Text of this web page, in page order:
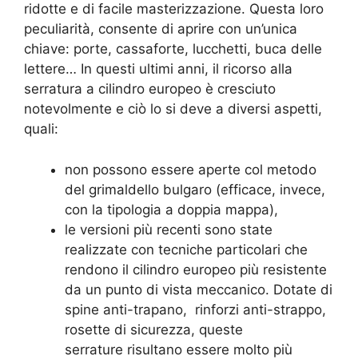
ridotte e di facile masterizzazione. Questa loro
peculiarità, consente di aprire con un’unica
chiave: porte, cassaforte, lucchetti, buca delle
lettere… In questi ultimi anni, il ricorso alla
serratura a cilindro europeo è cresciuto
notevolmente e ciò lo si deve a diversi aspetti,
quali:
non possono essere aperte col metodo
del grimaldello bulgaro (efficace, invece,
con la tipologia a doppia mappa),
le versioni più recenti sono state
realizzate con tecniche particolari che
rendono il cilindro europeo più resistente
da un punto di vista meccanico. Dotate di
spine anti-trapano, rinforzi anti-strappo,
rosette di sicurezza, queste
serrature risultano essere molto più